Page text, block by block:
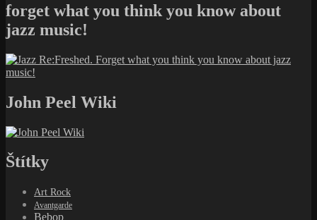
forget what you think you know about
jazz music!
John Peel Wiki
Štítky
Art Rock
Avantgarde
Bebop